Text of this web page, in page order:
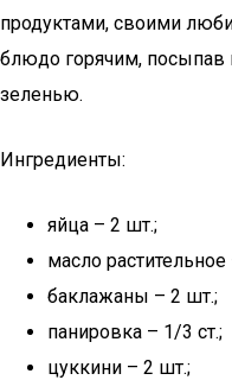
продуктами, своими
блюдо горячим,
зеленью.
Ингредиенты:
яйца – 2 шт.;
масло растительное
баклажаны – 2 шт.;
панировка – 1/3 ст.;
цуккини – 2 шт.;